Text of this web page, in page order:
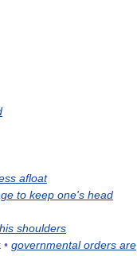
afloat
to keep one's head
his shoulders
• governmental orders are